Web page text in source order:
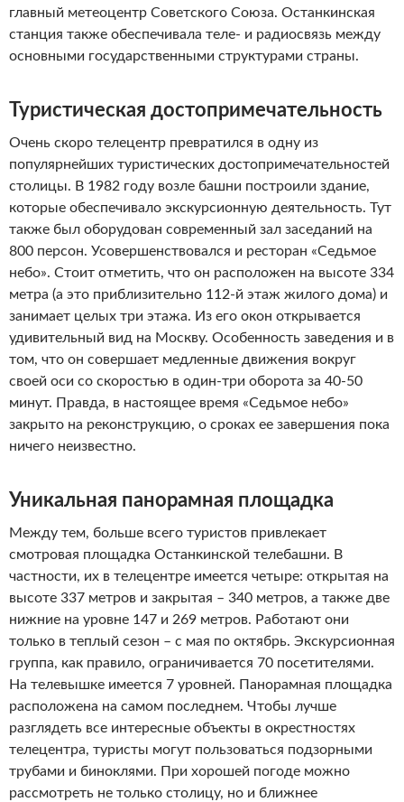
главный метеоцентр Советского Союза. Останкинская
станция также обеспечивала теле- и радиосвязь между
основными государственными структурами страны.
Туристическая достопримечательность
Очень скоро телецентр превратился в одну из
популярнейших туристических достопримечательностей
столицы. В 1982 году возле башни построили здание,
которые обеспечивало экскурсионную деятельность. Тут
также был оборудован современный зал заседаний на
800 персон. Усовершенствовался и ресторан «Седьмое
небо». Стоит отметить, что он расположен на высоте 334
метра (а это приблизительно 112-й этаж жилого дома) и
занимает целых три этажа. Из его окон открывается
удивительный вид на Москву. Особенность заведения и в
том, что он совершает медленные движения вокруг
своей оси со скоростью в один-три оборота за 40-50
минут. Правда, в настоящее время «Седьмое небо»
закрыто на реконструкцию, о сроках ее завершения пока
ничего неизвестно.
Уникальная панорамная площадка
Между тем, больше всего туристов привлекает
смотровая площадка Останкинской телебашни. В
частности, их в телецентре имеется четыре: открытая на
высоте 337 метров и закрытая – 340 метров, а также две
нижние на уровне 147 и 269 метров. Работают они
только в теплый сезон – с мая по октябрь. Экскурсионная
группа, как правило, ограничивается 70 посетителями.
На телевышке имеется 7 уровней. Панорамная площадка
расположена на самом последнем. Чтобы лучше
разглядеть все интересные объекты в окрестностях
телецентра, туристы могут пользоваться подзорными
трубами и биноклями. При хорошей погоде можно
рассмотреть не только столицу, но и ближнее